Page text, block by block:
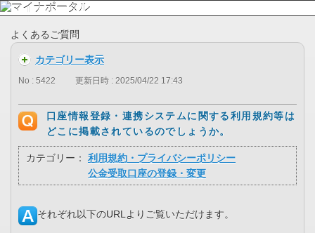
よくあるご質問
カテゴリー表示
No : 5422 更新日時 : 2025/04/22 17:43
口座情報登録・連携システムに関する利用規約等は
どこに掲載されているのでしょうか。
カテゴリー：
利用規約・プライバシーポリシー
公金受取口座の登録・変更
それぞれ以下のURLよりご覧いただけます。